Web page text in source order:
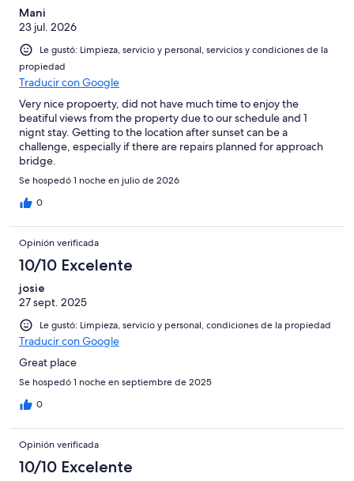
Mani
23 jul. 2026
Le gustó: Limpieza, servicio y personal, servicios y condiciones de la
propiedad
Traducir con Google
Very nice propoerty, did not have much time to enjoy the
beatiful views from the property due to our schedule and 1
nignt stay. Getting to the location after sunset can be a
challenge, especially if there are repairs planned for approach
bridge.
Se hospedó 1 noche en julio de 2026
0
Opinión verificada
10/10 Excelente
josie
27 sept. 2025
Le gustó: Limpieza, servicio y personal, condiciones de la propiedad
Traducir con Google
Great place
Se hospedó 1 noche en septiembre de 2025
0
Opinión verificada
10/10 Excelente